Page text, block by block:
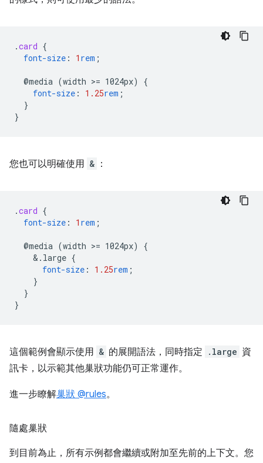
.card {
font-size : 1 rem ;
@media (width >= 1024px)
{
font-size : 1.25rem ;
}
}
您也可以明確使用 & ：
.card {
font-size : 1 rem ;
@media (width >= 1024px)
{
& .large {
font-size : 1.25rem ;
}
}
}
這個範例會顯示使用 & 的展開語法，同時指定 .large 資
訊卡，以示範其他巢狀功能仍可正常運作。
進一步瞭解巢狀 @rules。
隨處巢狀
到目前為止，所有示例都會繼續或附加至先前的上下文。您